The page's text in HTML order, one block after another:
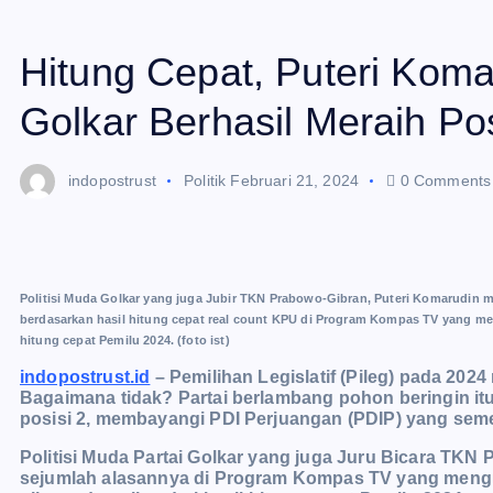
Hitung Cepat, Puteri
Golkar Berhasil Meraih
indopostrust Politik Februari 21, 2024 0 Comments
Politisi Muda Golkar yang juga Jubir TKN Prabowo-Gibran, Puteri Komarudin
berdasarkan hasil hitung cepat real count KPU di Program Kompas TV yang
hitung cepat Pemilu 2024. (foto ist)
indopostrust.id – Pemilihan Legislatif (Pileg) pada
Bagaimana tidak? Partai berlambang pohon beringin
posisi 2, membayangi PDI Perjuangan (PDIP) yang
Politisi Muda Partai Golkar yang juga Juru Bicara TKN
sejumlah alasannya di Program Kompas TV yang